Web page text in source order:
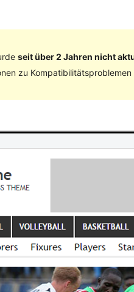
seit über 2 Jahren nicht
zu Kompatibilitätsproblemen